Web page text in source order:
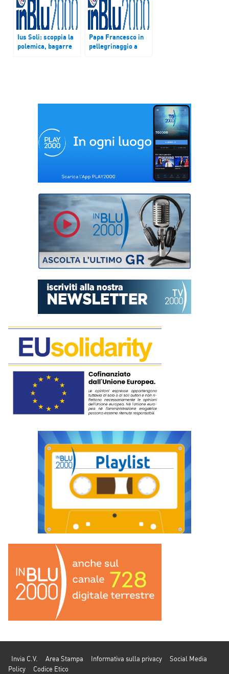
Ius Soli: scoppia la
polemica, bagarre
Papa Francesco in
pellegrinaggio a
Invia C.V. Area Stampa Informativa sulla privacy
Social Media
Policy
Codice Etico